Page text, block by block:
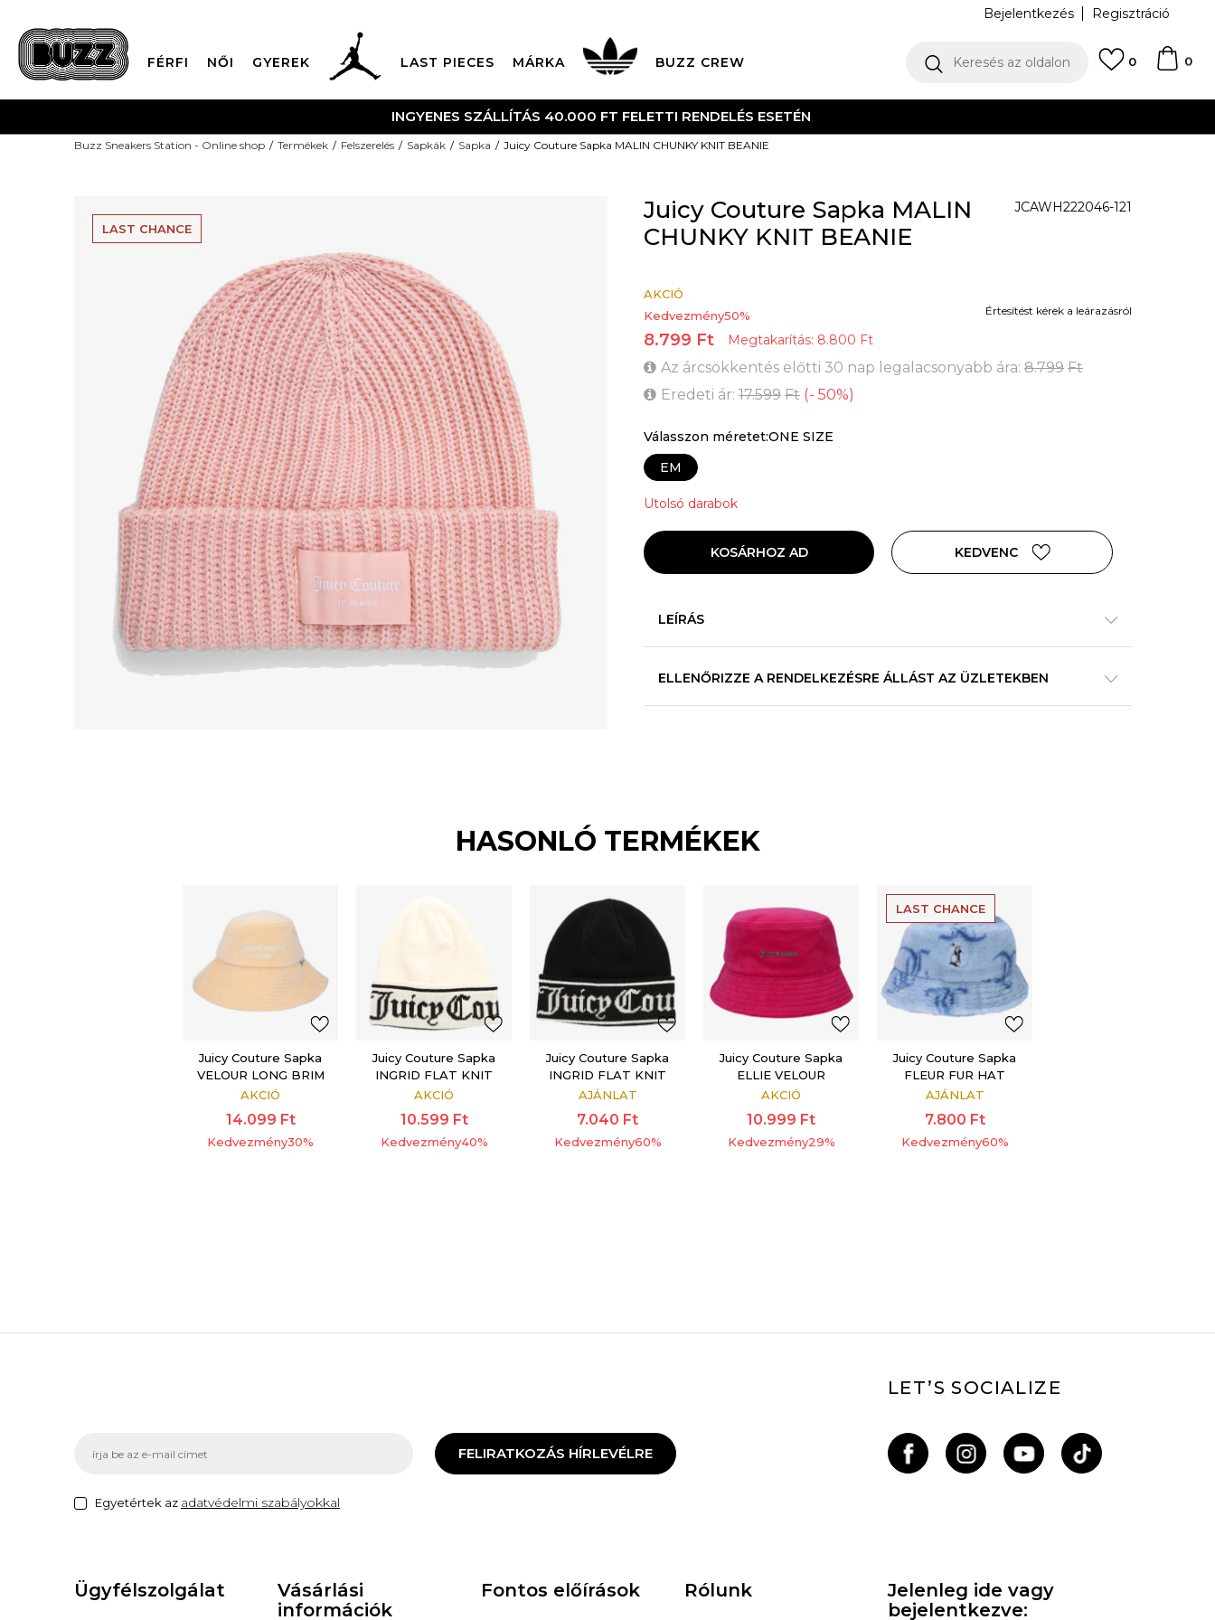
Bejelentkezés Regisztráció
FÉRFI NŐI GYEREK LAST PIECES MÁRKA BUZZ CREW Keresés az oldalon 0
0
INGYENES SZÁLLÍTÁS 40.000 FT FELETTI RENDELÉS ESETÉN
Buzz Sneakers Station - Online shop Termékek Felszerelés Sapkák Sapka Juicy Couture Sapka MALIN CHUNKY KNIT BEANIE
LAST CHANCE
Juicy Couture Sapka MALIN
CHUNKY KNIT BEANIE
JCAWH222046-121
AKCIÓ
Kedvezmény50%
8.799 Ft Megtakarítás: 8.800 Ft
Az árcsökkentés előtti 30 nap legalacsonyabb ára: 8.799 Ft
Eredeti ár: 17.599 Ft (- 50%)
Értesítést kérek a leárazásról
Válasszon méretet:ONE SIZE
EM
Utolsó darabok
KOSÁRHOZ AD KEDVENC
LEÍRÁS
ELLENŐRIZZE A RENDELKEZÉSRE ÁLLÁST AZ ÜZLETEKBEN
HASONLÓ TERMÉKEK
Juicy Couture Sapka
VELOUR LONG BRIM
BUCKET HAT
AKCIÓ
14.099 Ft
Kedvezmény30%
Juicy Couture Sapka
INGRID FLAT KNIT
BEANIE
AKCIÓ
10.599 Ft
Kedvezmény40%
Juicy Couture Sapka
INGRID FLAT KNIT
BEANIE
AJÁNLAT
7.040 Ft
Kedvezmény60%
Juicy Couture Sapka
ELLIE VELOUR
BUCKET HAT
AKCIÓ
10.999 Ft
Kedvezmény29%
LAST CHANCE
Juicy Couture Sapka
FLEUR FUR HAT
AJÁNLAT
7.800 Ft
Kedvezmény60%
FELIRATKOZÁS HÍRLEVÉLRE
Egyetértek az adatvédelmi szabályokkal
LET’S SOCIALIZE
Ügyfélszolgálat
Vásárlási
információk
Fontos előírások Rólunk
Jelenleg ide vagy
bejelentkezve: